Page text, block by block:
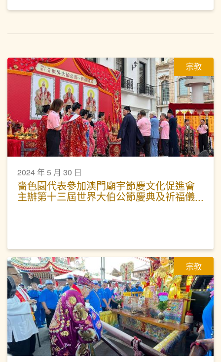
宗教
2024 年 5 月 30 日
嗇色園代表參加澳門廟宇節慶文化促進會
主辦第十三屆世界大伯公節慶典及祈福儀
宗教